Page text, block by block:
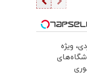
ویژه